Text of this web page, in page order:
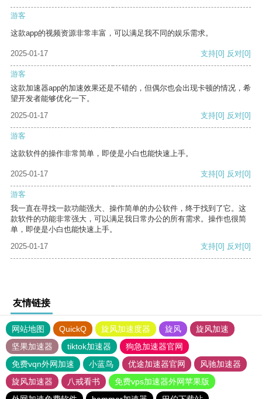
游客
这款app的视频资源非常丰富，可以满足我不同的娱乐需求。
2025-01-17 支持[0] 反对[0]
游客
这款加速器app的加速效果还是不错的，但偶尔也会出现卡顿的情况，希
望开发者能够优化一下。
2025-01-17
支持[0] 反对[0]
游客
这款软件的操作非常简单，即使是小白也能快速上手。
2025-01-17 支持[0] 反对[0]
游客
我一直在寻找一款功能强大、操作简单的办公软件，终于找到了它。这
款软件的功能非常强大，可以满足我日常办公的所有需求。操作也很简
单，即使是小白也能快速上手。
2025-01-17
支持[0] 反对[0]
友情链接
网站地图 QuickQ 旋风加速度器 旋风
旋风加速
坚果加速器
tiktok加速器
狗急加速器官网
免费vqn外网加速
小蓝鸟 优途加速器官网
风驰加速器
旋风加速器
八戒看书
免费vps加速器外网苹果版